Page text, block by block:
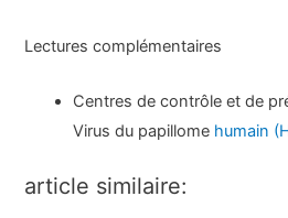
Lectures complémentaires
Centres de contrôle et de
Virus du papillome humain
article similaire: